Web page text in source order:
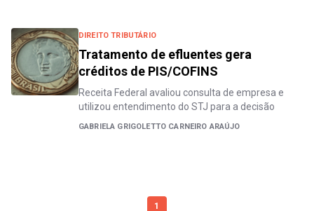
DIREITO TRIBUTÁRIO
Tratamento de efluentes gera
créditos de PIS/COFINS
Receita Federal avaliou consulta de empresa e
utilizou entendimento do STJ para a decisão
GABRIELA GRIGOLETTO CARNEIRO ARAÚJO
1